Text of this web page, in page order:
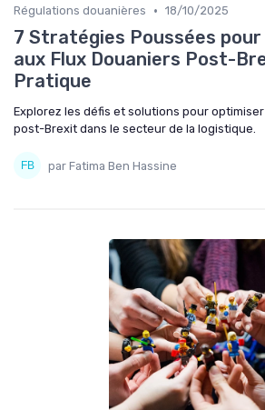
Régulations douanières • 18/10/2025
7 Stratégies Poussées
aux Flux Douaniers Post-
Pratique
Explorez les défis et solutions pour
post-Brexit dans le secteur de la logistique.
par Fatima Ben Hassine